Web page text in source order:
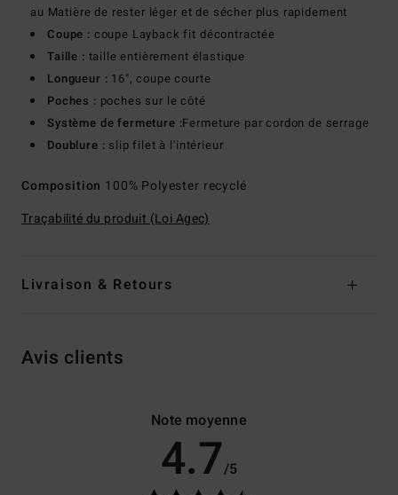
au Matière de rester léger et de sécher plus rapidement
Coupe : coupe Layback fit décontractée
Taille : taille entièrement élastique
Longueur : 16", coupe courte
Poches : poches sur le côté
Système de fermeture :Fermeture par cordon de serrage
Doublure : slip filet à l'intérieur
Composition 100% Polyester recyclé
Traçabilité du produit (Loi Agec)
Livraison & Retours
Avis clients
Note moyenne
4.7/5